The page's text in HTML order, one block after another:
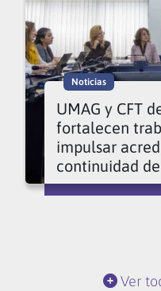
Noticias
UMAG y CFT
fortalecen
impulsar
continuidad
Ver